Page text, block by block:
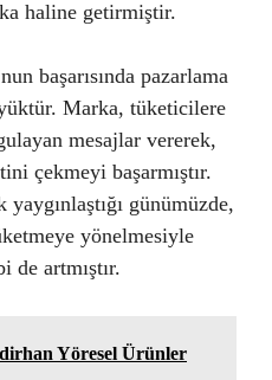
haline getirmiştir.
başarısında pazarlama
Marka, tüketicilere
mesajlar vererek,
çekmeyi başarmıştır.
günümüzde,
yönelmesiyle
de artmıştır.
Yöresel Ürünler